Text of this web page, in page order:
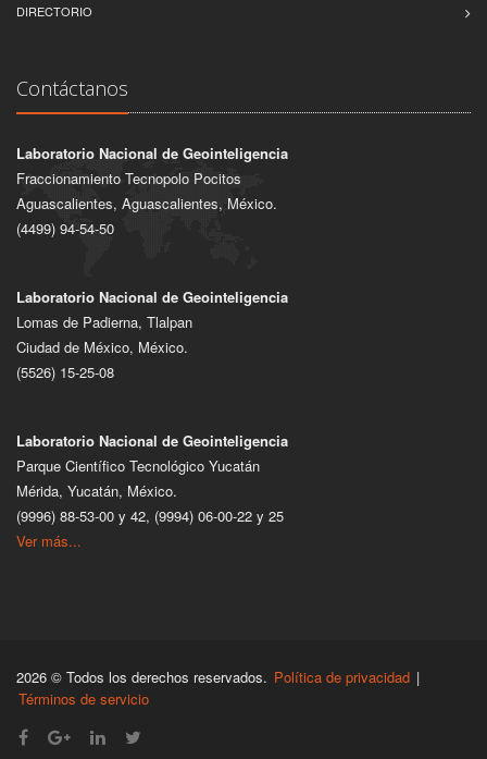
DIRECTORIO
Contáctanos
Laboratorio Nacional de Geointeligencia
Fraccionamiento Tecnopolo Pocitos
Aguascalientes, Aguascalientes, México.
(4499) 94-54-50
Laboratorio Nacional de Geointeligencia
Lomas de Padierna, Tlalpan
Ciudad de México, México.
(5526) 15-25-08
Laboratorio Nacional de Geointeligencia
Parque Científico Tecnológico Yucatán
Mérida, Yucatán, México.
(9996) 88-53-00 y 42, (9994) 06-00-22 y 25
Ver más...
2026 © Todos los derechos reservados. Política de privacidad |
Términos de servicio